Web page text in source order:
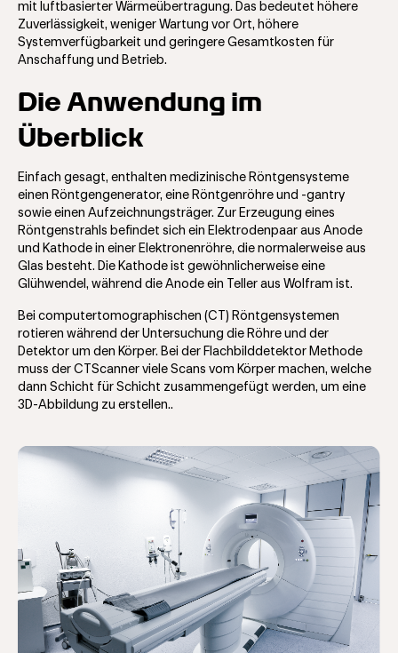
mit luftbasierter Wärmeübertragung. Das bedeutet höhere
Zuverlässigkeit, weniger Wartung vor Ort, höhere
Systemverfügbarkeit und geringere Gesamtkosten für
Anschaffung und Betrieb.
Die Anwendung im
Überblick
Einfach gesagt, enthalten medizinische Röntgensysteme
einen Röntgengenerator, eine Röntgenröhre und -gantry
sowie einen Aufzeichnungsträger. Zur Erzeugung eines
Röntgenstrahls befindet sich ein Elektrodenpaar aus Anode
und Kathode in einer Elektronenröhre, die normalerweise aus
Glas besteht. Die Kathode ist gewöhnlicherweise eine
Glühwendel, während die Anode ein Teller aus Wolfram ist.
Bei computertomographischen (CT) Röntgensystemen
rotieren während der Untersuchung die Röhre und der
Detektor um den Körper. Bei der Flachbilddetektor Methode
muss der CTScanner viele Scans vom Körper machen, welche
dann Schicht für Schicht zusammengefügt werden, um eine
3D-Abbildung zu erstellen..